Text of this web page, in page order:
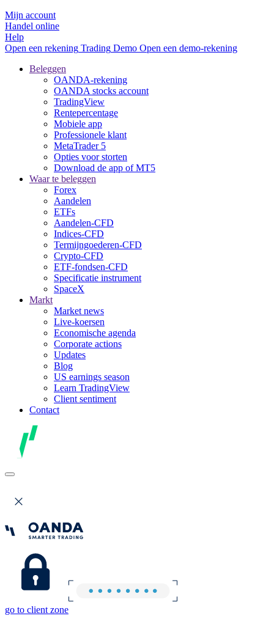
Mijn account
Handel online
Help
Open een rekening Trading Demo Open een demo-rekening
Beleggen
OANDA-rekening
OANDA stocks account
TradingView
Rentepercentage
Mobiele app
Professionele klant
MetaTrader 5
Opties voor storten
Download de app of MT5
Waar te beleggen
Forex
Aandelen
ETFs
Aandelen-CFD
Indices-CFD
Termijngoederen-CFD
Crypto-CFD
ETF-fondsen-CFD
Specificatie instrument
SpaceX
Markt
Market news
Live-koersen
Economische agenda
Corporate actions
Updates
Blog
US earnings season
Learn TradingView
Client sentiment
Contact
go to client zone